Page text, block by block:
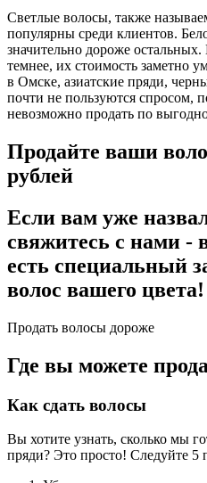
Светлые волосы, также
популярны среди клиентов.
значительно дороже остальных.
темнее, их стоимость заметно
в Омске, азиатские пряди,
почти не пользуются спросом,
невозможно продать по
Продайте ваши
рублей
Если вам уже
свяжитесь с нами -
есть специальный
волос вашего цвета!
Продать волосы дороже
Где вы можете
Как сдать волосы
Вы хотите узнать, сколько мы
пряди? Это просто! Следуйте 5